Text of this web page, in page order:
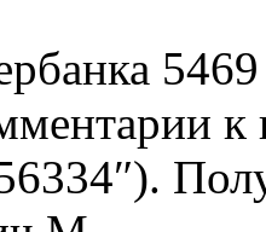
к